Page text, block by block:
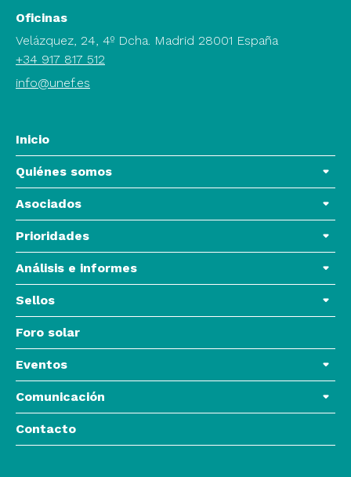
Oficinas
Velázquez, 24, 4º Dcha. Madrid 28001 España
+34 917 817 512
info@unef.es
Inicio
Quiénes somos
Asociados
Prioridades
Análisis e informes
Sellos
Foro solar
Eventos
Comunicación
Contacto